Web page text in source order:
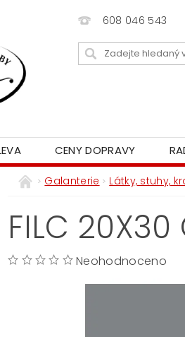
608 046 543
CENY DOPRAVY
Galanterie Látky, stuhy,
FILC 20X30
Neohodnoceno